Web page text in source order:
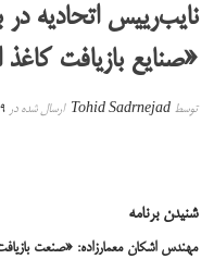
نایب‌رییس اتحادیه در
«صنایع بازیافت
توسط Tohid Sadrnejad ارسال شده در
شنیدن برنامه
مهندس اشکان معمارزاده: «صنعت